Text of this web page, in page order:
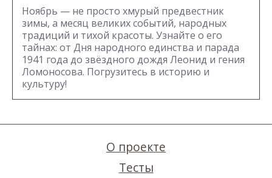
Ноябрь — не просто хмурый предвестник
зимы, а месяц великих событий, народных
традиций и тихой красоты. Узнайте о его
тайнах: от Дня народного единства и парада
1941 года до звёздного дождя Леонид и гения
Ломоносова. Погрузитесь в историю и
культуру!
О проекте
Тесты